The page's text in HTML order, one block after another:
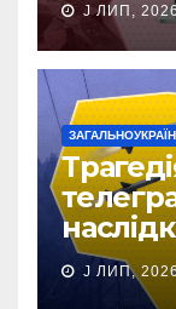
J ЛИП,
J ЛИП,